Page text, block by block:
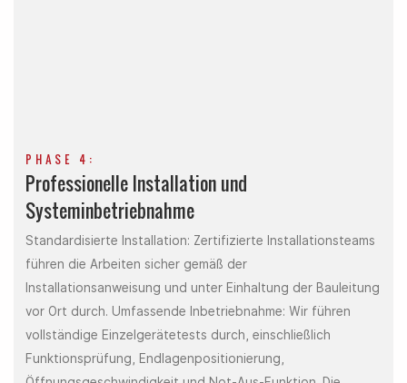
PHASE 4:
Professionelle Installation und
Systeminbetriebnahme
Standardisierte Installation: Zertifizierte Installationsteams
führen die Arbeiten sicher gemäß der
Installationsanweisung und unter Einhaltung der Bauleitung
vor Ort durch. Umfassende Inbetriebnahme: Wir führen
vollständige Einzelgerätetests durch, einschließlich
Funktionsprüfung, Endlagenpositionierung,